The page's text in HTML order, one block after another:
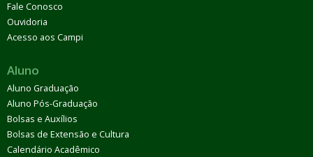
Fale Conosco
Ouvidoria
Acesso aos Campi
Aluno
Aluno Graduação
Aluno Pós-Graduação
Bolsas e Auxílios
Bolsas de Extensão e Cultura
Calendário Acadêmico